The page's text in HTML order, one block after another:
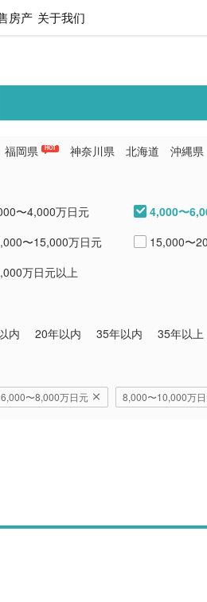
房产 关于我们
福岡県 HOT 神奈川県 北海道 沖縄県
〜4,000万日元 4,000〜
〜15,000万日元 15,000〜
万日元以上
内 20年以内 35年以内
35年以上
6,000〜8,000万日元 8,000〜10,000万